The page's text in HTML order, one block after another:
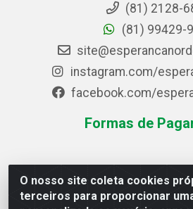
O nosso site coleta cookies
terceiros para proporcionar
(81) 2128-
(81) 99429-
instagram.com/
facebook.com/
Formas de
Site